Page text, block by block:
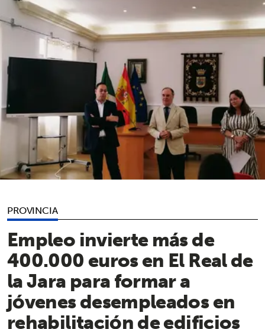
PROVINCIA
Empleo invierte más de
400.000 euros en El Real de
la Jara para formar a
jóvenes desempleados en
rehabilitación de edificios